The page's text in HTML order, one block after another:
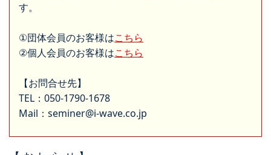
す。
①団体会員のお客様はこちら
②個人会員のお客様はこちら
【お問合せ先】
TEL：050-1790-1678
Mail：seminer@i-wave.co.jp